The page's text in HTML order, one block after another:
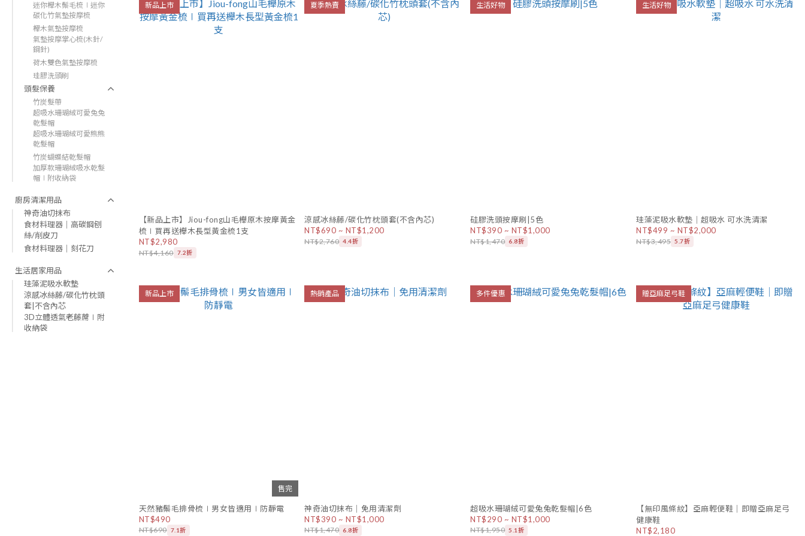
迷你櫸木鬃毛梳∣迷你
碳化竹氣墊按摩梳
櫸木氣墊按摩梳
氣墊按摩掌心梳(木針/
鋼針)
荷木雙色氣墊按摩梳
珪膠洗頭刷
頭髮保養
竹炭髮帶
超吸水珊瑚絨可愛兔兔
乾髮帽
超吸水珊瑚絨可愛熊熊
乾髮帽
竹炭蝴蝶結乾髮帽
加厚款珊瑚絨吸水乾髮
帽∣附收納袋
廚房清潔用品
神奇油切抹布
食材料理器｜高碳鋼刨
絲/削皮刀
食材料理器｜刻花刀
生活居家用品
珪藻泥吸水軟墊
涼感冰絲藤/碳化竹枕頭
套|不含內芯
3D立體透氣老藤蓆∣附
收納袋
新品上市
【新品上市】Jiou-fong山毛櫸原木按摩黃金
梳∣買再送櫸木長型黃金梳1支
NT$2,980
NT$4,160 7.2折
夏季熱賣
涼感冰絲藤/碳化竹枕頭套(不含內芯)
NT$690 ~ NT$1,200
NT$2,760 4.4折
生活好物
硅膠洗頭按摩刷|5色
NT$390 ~ NT$1,000
NT$1,470 6.8折
生活好物
珪藻泥吸水軟墊｜超吸水 可水洗清潔
NT$499 ~ NT$2,000
NT$3,495 5.7折
新品上市
售完
天然豬鬃毛排骨梳∣男女皆適用∣防靜電
NT$490
NT$690 7.1折
熱銷產品
神奇油切抹布｜免用清潔劑
NT$390 ~ NT$1,000
NT$1,470 6.8折
多件優惠
超吸水珊瑚絨可愛兔兔乾髮帽|6色
NT$290 ~ NT$1,000
NT$1,950 5.1折
贈亞麻足弓鞋
【無印風條紋】亞麻輕便鞋│即贈亞麻足弓
健康鞋
NT$2,180